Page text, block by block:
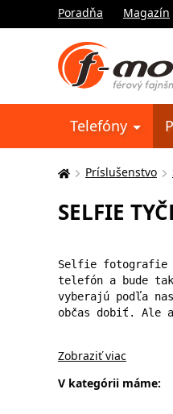
Poradňa Magazín
Telefóny
Tu
nachádzate:
Príslušenstvo
SELFIE
Selfie fotografie
telefón a bude
vyberajú podľa
občas dobiť. Ale
Zobraziť viac
V kategórii máme: